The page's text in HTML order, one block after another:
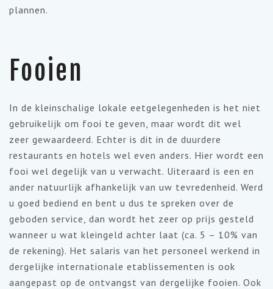
plannen.
Fooien
In de kleinschalige lokale eetgelegenheden is het niet
gebruikelijk om fooi te geven, maar wordt dit wel
zeer gewaardeerd. Echter is dit in de duurdere
restaurants en hotels wel even anders. Hier wordt een
fooi wel degelijk van u verwacht. Uiteraard is een en
ander natuurlijk afhankelijk van uw tevredenheid. Werd
u goed bediend en bent u dus te spreken over de
geboden service, dan wordt het zeer op prijs gesteld
wanneer u wat kleingeld achter laat (ca. 5 – 10% van
de rekening). Het salaris van het personeel werkend in
dergelijke internationale etablissementen is ook
aangepast op de ontvangst van dergelijke fooien. Ook